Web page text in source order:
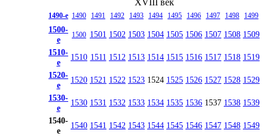
1490-е 1490 1491 1492 1493 1494 1495 1496 1497 1498 1499
1500-
е
1500 1501 1502 1503 1504 1505 1506 1507 1508 1509
1510-
е
1510 1511 1512 1513 1514 1515 1516 1517 1518 1519
1520-
е
1520 1521 1522 1523 1524 1525 1526 1527 1528 1529
1530-
е
1530 1531 1532 1533 1534 1535 1536 1537 1538 1539
1540-
е
1540 1541 1542 1543 1544 1545 1546 1547 1548 1549